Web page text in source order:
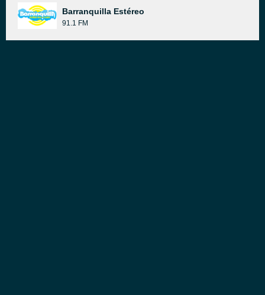
Barranquilla Estéreo
91.1 FM